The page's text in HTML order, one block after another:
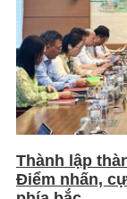
Thành lập
Điểm nhấn,